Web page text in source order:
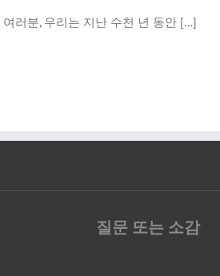
러분, 우리는 지난 수천 년 동안 […]
질문 또는 소감